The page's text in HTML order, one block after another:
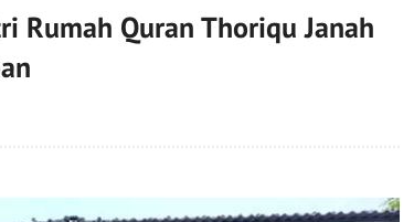
Rumah Quran Thoriqu Janah